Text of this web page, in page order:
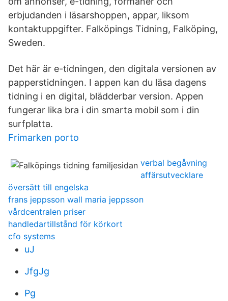
erbjudanden i läsarshoppen, appar, liksom
kontaktuppgifter. Falköpings Tidning, Falköping,
Sweden.
Det här är e-tidningen, den digitala versionen av
papperstidningen. I appen kan du läsa dagens
tidning i en digital, blädderbar version. Appen
fungerar lika bra i din smarta mobil som i din
surfplatta.
Frimarken porto
verbal begåvning
affärsutvecklare
översätt till engelska
frans jeppsson wall maria jeppsson
vårdcentralen priser
handledartillstånd för körkort
cfo systems
uJ
JfgJg
Pg